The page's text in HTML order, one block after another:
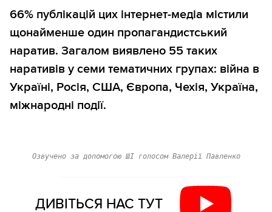
66% публікацій цих інтернет-медіа містили
щонайменше один пропагандистський
наратив. Загалом виявлено 55 таких
наративів у семи тематичних групах: війна в
Україні, Росія, США, Європа, Чехія, Україна,
міжнародні події.
Озвучено за допомогою ШІ голосом Валерії Павленко
ДИВІТЬСЯ НАС ТУТ